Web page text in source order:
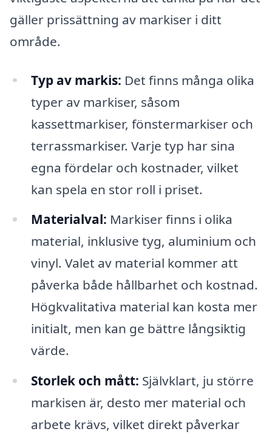
gäller prissättning av markiser i ditt
område.
Typ av markis: Det finns många olika
typer av markiser, såsom
kassettmarkiser, fönstermarkiser och
terrassmarkiser. Varje typ har sina
egna fördelar och kostnader, vilket
kan spela en stor roll i priset.
Materialval: Markiser finns i olika
material, inklusive tyg, aluminium och
vinyl. Valet av material kommer att
påverka både hållbarhet och kostnad.
Högkvalitativa material kan kosta mer
initialt, men kan ge bättre långsiktig
värde.
Storlek och mått: Självklart, ju större
markisen är, desto mer material och
arbete krävs, vilket direkt påverkar